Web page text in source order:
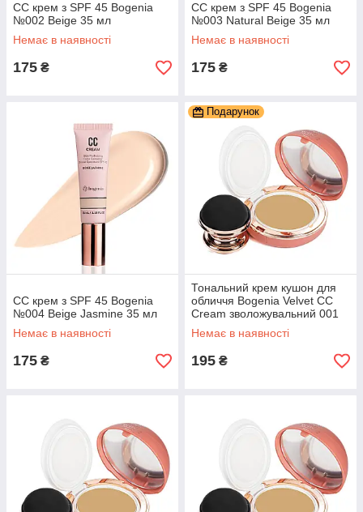
CC крем з SPF 45 Bogenia
№002 Beige 35 мл
Немає в наявності
175 ₴
CC крем з SPF 45 Bogenia
№003 Natural Beige 35 мл
Немає в наявності
175 ₴
CC крем з SPF 45 Bogenia
№004 Beige Jasmine 35 мл
Немає в наявності
175 ₴
Подарунок
Тональний крем кушон для
обличчя Bogenia Velvet СС
Cream зволожувальний 001
Ivory Слонова кістка
Немає в наявності
195 ₴